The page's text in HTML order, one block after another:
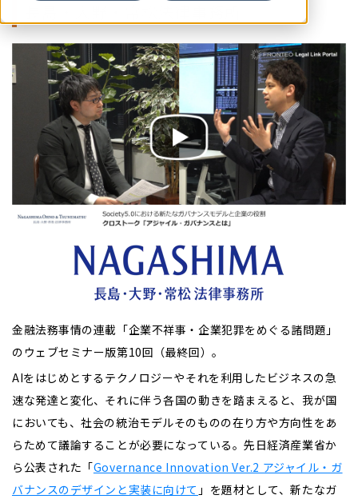
金融法務事情の連載「企業不祥事・企業犯罪をめぐる諸問題」
のウェブセミナー版第10回（最終回）。
AIをはじめとするテクノロジーやそれを利用したビジネスの急
速な発達と変化、それに伴う各国の動きを踏まえると、我が国
においても、社会の統治モデルそのものの在り方や方向性をあ
らためて議論することが必要になっている。先日経済産業省か
ら公表された「Governance Innovation Ver.2 アジャイル・ガ
バナンスのデザインと実装に向けて 」を題材として、新たなガ